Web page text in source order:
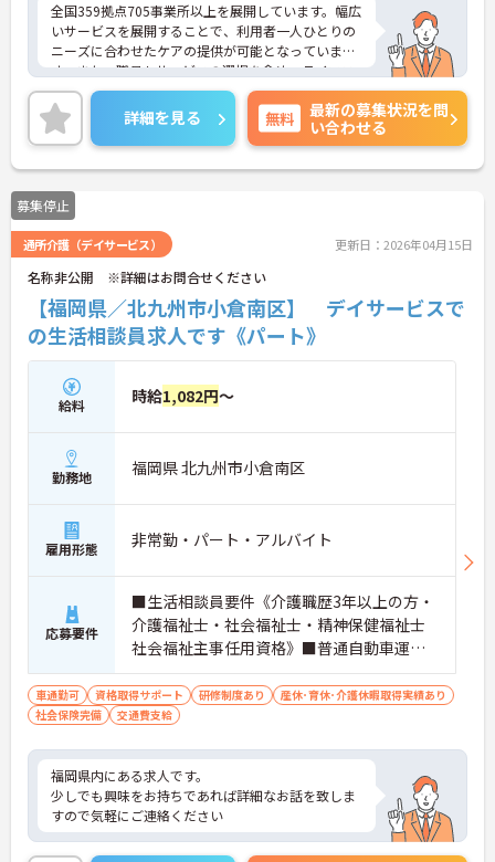
全国359拠点705事業所以上を展開しています。幅広
いサービスを展開することで、利用者一人ひとりの
ニーズに合わせたケアの提供が可能となっていま
す。また、職員もサービスの選択を含め、ライフス
タイルに合わせた働き方の選択肢が多くあります。
入社時研修はもちろん、サービス・職種ごとに研修
カリキュラムが整っており学び成長できる環境で
す。
ご興味のある方は面接対策ポイントなどお話致しま
すのでお気軽にお問い合わせください。
詳細を見る 無料
最新の募集状況を問
い合わせる
募集停止
通所介護（デイサービス） 更新日：2026年04月15日
名称非公開 ※詳細はお問合せください
【福岡県／北九州市小倉南区】 デイサービスで
の生活相談員求人です《パート》
給料 時給1,082円～
勤務地 福岡県 北九州市小倉南区
雇用形態 非常勤・パート・アルバイト
応募要件
■生活相談員要件《介護職歴3年以上の方・
介護福祉士・社会福祉士・精神保健福祉士
社会福祉主事任用資格》■普通自動車運転
免許（AT限定可）
車通勤可 資格取得サポート 研修制度あり
産休･育休･介護休暇取得実績あり
社会保険完備
交通費支給
福岡県内にある求人です。
少しでも興味をお持ちであれば詳細なお話を致しま
すので気軽にご連絡ください